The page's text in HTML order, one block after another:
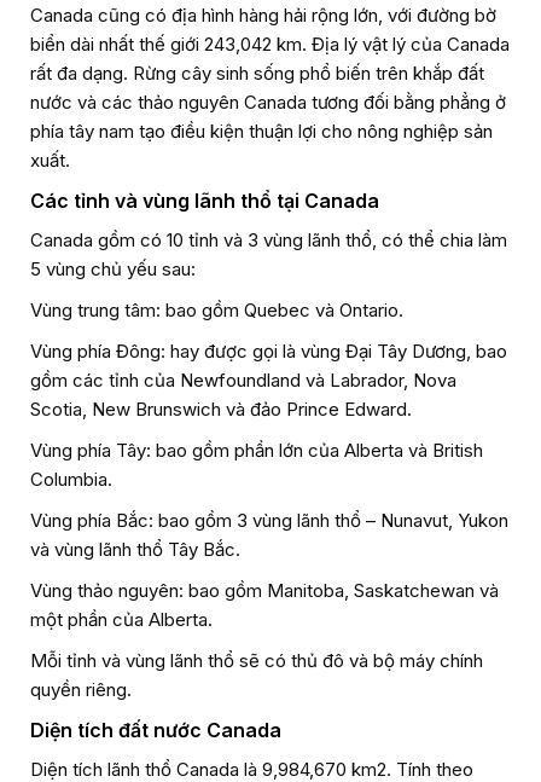
Canada cũng có địa hình hàng hải rộng lớn, với đường bờ
biển dài nhất thế giới 243,042 km. Địa lý vật lý của Canada
rất đa dạng. Rừng cây sinh sống phổ biến trên khắp đất
nước và các thảo nguyên Canada tương đối bằng phẳng ở
phía tây nam tạo điều kiện thuận lợi cho nông nghiệp sản
xuất.
Các tỉnh và vùng lãnh thổ tại Canada
Canada gồm có 10 tỉnh và 3 vùng lãnh thổ, có thể chia làm
5 vùng chủ yếu sau:
Vùng trung tâm: bao gồm Quebec và Ontario.
Vùng phía Đông: hay được gọi là vùng Đại Tây Dương, bao
gồm các tỉnh của Newfoundland và Labrador, Nova
Scotia, New Brunswich và đảo Prince Edward.
Vùng phía Tây: bao gồm phần lớn của Alberta và British
Columbia.
Vùng phía Bắc: bao gồm 3 vùng lãnh thổ – Nunavut, Yukon
và vùng lãnh thổ Tây Bắc.
Vùng thảo nguyên: bao gồm Manitoba, Saskatchewan và
một phần của Alberta.
Mỗi tỉnh và vùng lãnh thổ sẽ có thủ đô và bộ máy chính
quyền riêng.
Diện tích đất nước Canada
Diện tích lãnh thổ Canada là 9,984,670 km2. Tính theo